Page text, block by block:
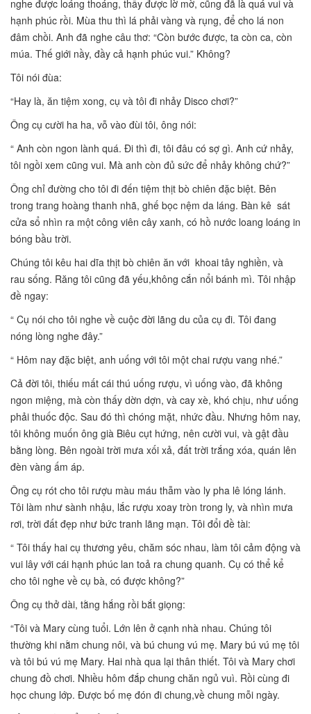
nghe được loáng thoáng, thấy được lờ mờ, cũng đã là quá vui và
hạnh phúc rồi. Mùa thu thì lá phải vàng và rụng, để cho lá non
đâm chồi. Anh đã nghe câu thơ: “Còn bước được, ta còn ca, còn
múa. Thế giới nầy, đầy cả hạnh phúc vui.” Không?
Tôi nói đùa:
“Hay là, ăn tiệm xong, cụ và tôi đi nhảy Disco chơi?”
Ông cụ cười ha ha, vỗ vào đùi tôi, ông nói:
“ Anh còn ngon lành quá. Đi thì đi, tôi đâu có sợ gì. Anh cứ nhảy,
tôi ngồi xem cũng vui. Mà anh còn đủ sức để nhảy không chứ?”
Ông chỉ đường cho tôi đi đến tiệm thịt bò chiên đặc biệt. Bên
trong trang hoàng thanh nhã, ghế bọc nệm da láng. Bàn kê sát
cửa sổ nhìn ra một công viên cây xanh, có hồ nước loang loáng in
bóng bầu trời.
Chúng tôi kêu hai dĩa thịt bò chiên ăn với khoai tây nghiền, và
rau sống. Răng tôi cũng đã yếu,không cắn nổi bánh mì. Tôi nhập
đề ngay:
“ Cụ nói cho tôi nghe về cuộc đời lãng du của cụ đi. Tôi đang
nóng lòng nghe đây.”
“ Hôm nay đặc biệt, anh uống với tôi một chai rượu vang nhé.”
Cả đời tôi, thiếu mất cái thú uống rượu, vì uống vào, đã không
ngon miệng, mà còn thấy dờn dợn, và cay xè, khó chịu, như uống
phải thuốc độc. Sau đó thì chóng mặt, nhức đầu. Nhưng hôm nay,
tôi không muốn ông già Biêu cụt hứng, nên cười vui, và gật đầu
bằng lòng. Bên ngoài trời mưa xối xả, đất trời trắng xóa, quán lên
đèn vàng ấm áp.
Ông cụ rót cho tôi rượu màu máu thẫm vào ly pha lê lóng lánh.
Tôi làm như sành nhậu, lắc rượu xoay tròn trong ly, và nhìn mưa
rơi, trời đất đẹp như bức tranh lãng mạn. Tôi đổi đề tài:
“ Tôi thấy hai cụ thương yêu, chăm sóc nhau, làm tôi cảm động và
vui lây với cái hạnh phúc lan toả ra chung quanh. Cụ có thể kể
cho tôi nghe về cụ bà, có được không?”
Ông cụ thở dài, tằng hắng rồi bắt giọng:
“Tôi và Mary cùng tuổi. Lớn lên ở cạnh nhà nhau. Chúng tôi
thường khi nằm chung nôi, và bú chung vú mẹ. Mary bú vú mẹ tôi
và tôi bú vú mẹ Mary. Hai nhà qua lại thân thiết. Tôi và Mary chơi
chung đồ chơi. Nhiều hôm đắp chung chăn ngủ vuì. Rồi cùng đi
học chung lớp. Được bố mẹ đón đi chung,về chung mỗi ngày.